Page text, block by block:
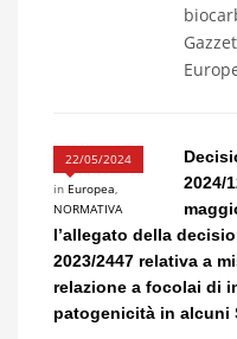
22/05/2024
in Europea,
NORMATIVA
2024/
l’allegato della
2023/2447 relativa a
relazione a focolai di
patogenicità in alcuni